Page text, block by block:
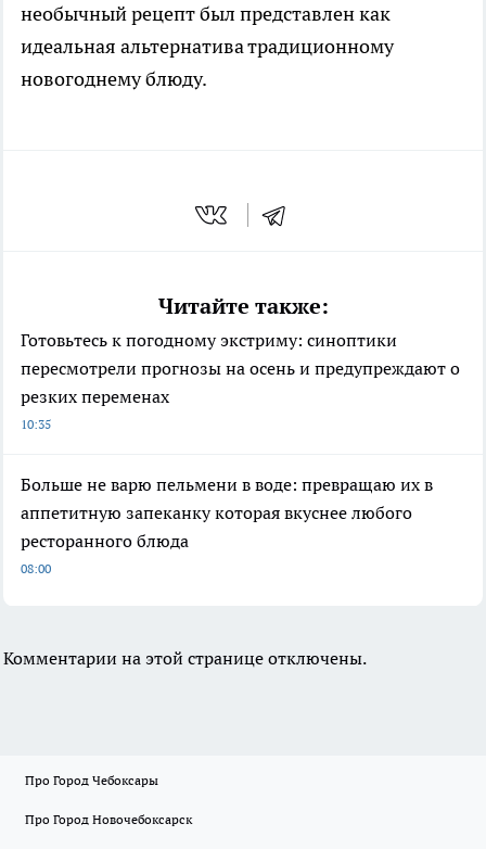
необычный рецепт был представлен как
идеальная альтернатива традиционному
новогоднему блюду.
Читайте также:
Готовьтесь к погодному экстриму: синоптики
пересмотрели прогнозы на осень и предупреждают о
резких переменах
10:35
Больше не варю пельмени в воде: превращаю их в
аппетитную запеканку которая вкуснее любого
ресторанного блюда
08:00
Комментарии на этой странице отключены.
Про Город Чебоксары
Про Город Новочебоксарск